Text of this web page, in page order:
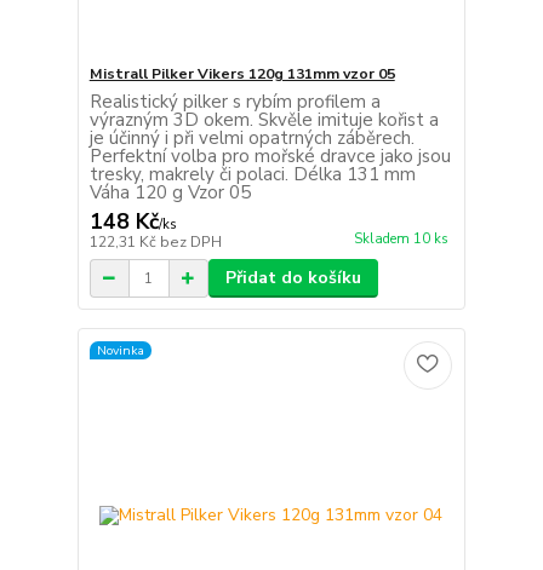
Mistrall Pilker Vikers 120g 131mm vzor 05
Realistický pilker s rybím profilem a
výrazným 3D okem. Skvěle imituje kořist a
je účinný i při velmi opatrných záběrech.
Perfektní volba pro mořské dravce jako jsou
tresky, makrely či polaci. Délka 131 mm
Váha 120 g Vzor 05
148 Kč/ks
122,31 Kč bez DPH Skladem 10 ks
Přidat do košíku
Novinka